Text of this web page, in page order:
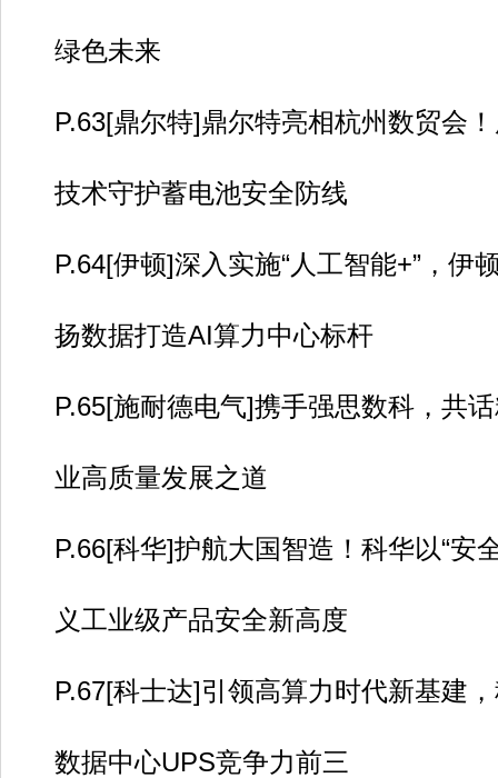
绿色未来
P.63[鼎尔特]鼎尔特亮相杭州数贸会！
技术守护蓄电池安全防线
P.64[伊顿]深入实施“人工智能+”，伊
扬数据打造AI算力中心标杆
P.65[施耐德电气]携手强思数科，共话
业高质量发展之道
P.66[科华]护航大国智造！科华以“安
义工业级产品安全新高度
P.67[科士达]引领高算力时代新基建，
数据中心UPS竞争力前三